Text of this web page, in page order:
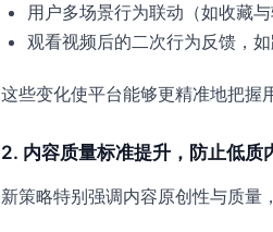
用户多场景行为联动（如收藏
观看视频后的二次行为反馈，如
这些变化使平台能够更精准地把握
2. 内容质量标准提升，防止低质
新策略特别强调内容原创性与质量